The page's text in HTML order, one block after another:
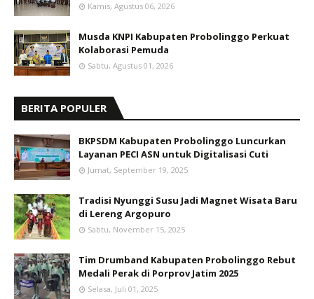
Kamis, Agustus 06, 2026
Musda KNPI Kabupaten Probolinggo Perkuat
Kolaborasi Pemuda
Sabtu, Agustus 01, 2026
BERITA POPULER
BKPSDM Kabupaten Probolinggo Luncurkan
Layanan PECI ASN untuk Digitalisasi Cuti
Jumat, September 19, 2025
Tradisi Nyunggi Susu Jadi Magnet Wisata Baru
di Lereng Argopuro
Sabtu, November 15, 2025
Tim Drumband Kabupaten Probolinggo Rebut
Medali Perak di Porprov Jatim 2025
Selasa, Juli 01, 2025